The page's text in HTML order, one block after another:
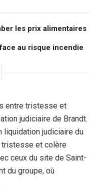
les prix alimentaires
au risque incendie
entre tristesse et
judiciaire de Brandt.
liquidation judiciaire du
tristesse et colère
ceux du site de Saint-
du groupe, où